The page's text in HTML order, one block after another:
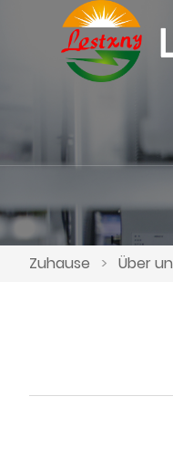
Zuhause > Über